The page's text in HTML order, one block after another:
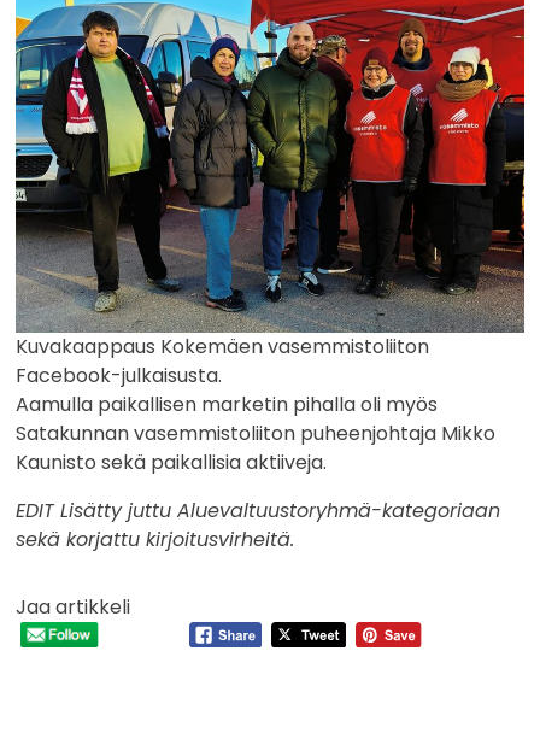
Kuvakaappaus Kokemäen vasemmistoliiton
Facebook-julkaisusta.
Aamulla paikallisen marketin pihalla oli myös
Satakunnan vasemmistoliiton puheenjohtaja Mikko
Kaunisto sekä paikallisia aktiiveja.
EDIT Lisätty juttu Aluevaltuustoryhmä-kategoriaan
sekä korjattu kirjoitusvirheitä.
Jaa artikkeli